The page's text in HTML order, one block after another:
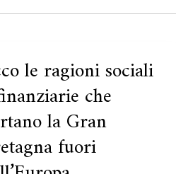
le ragioni sociali
che
la Gran
fuori